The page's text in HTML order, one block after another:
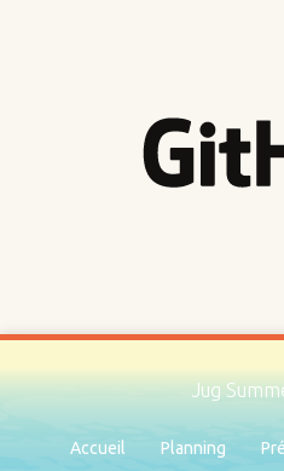
Jug
Accueil Planning